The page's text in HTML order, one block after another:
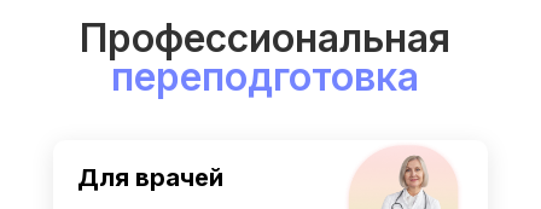
Профессиональная
переподготовка
Для врачей